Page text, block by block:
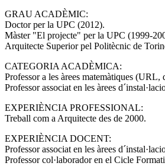
GRAU ACADÈMIC:
Doctor per la UPC (2012).
Màster "El projecte" per la UPC (1999-
Arquitecte Superior pel Politècnic de
CATEGORIA ACADÈMICA:
Professor a les àrees matemàtiques (URL,
Professor associat en les àrees
EXPERIÈNCIA PROFESSIONAL:
Treball com a Arquitecte des de 2000.
EXPERIÈNCIA DOCENT:
Professor associat en les àrees
Professor col·laborador en el Cicle